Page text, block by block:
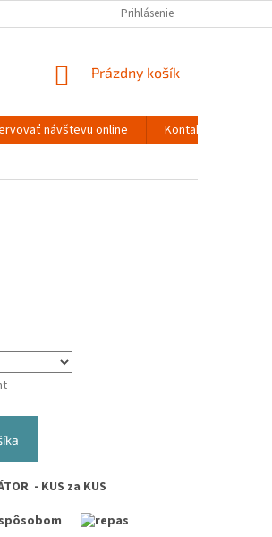
Prihlásenie
NÁKUPNÝ
Prázdny košík
návštevu online
Kontakty
- KUS za KUS
spôsobom